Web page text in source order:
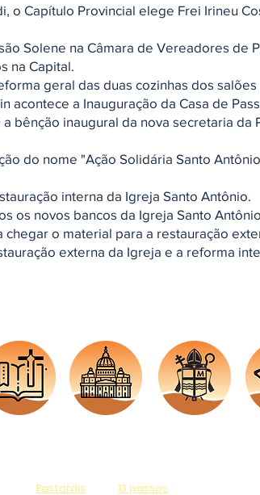
o Capítulo Provincial elege Frei Irineu
Solene na Câmara de Vereadores de
na Capital.
geral das duas cozinhas dos
acontece a Inauguração da Casa de
bênção inaugural da nova secretaria da
do nome "Ação Solidária Santo
interna da Igreja Santo Antônio.
os novos bancos da Igreja Santo
chegar o material para a restauração
externa da Igreja e a reforma
Pastorais
13 passos